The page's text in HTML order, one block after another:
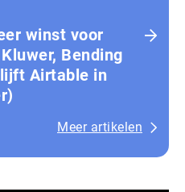
winst voor
Bending
Airtable in
Meer artikelen